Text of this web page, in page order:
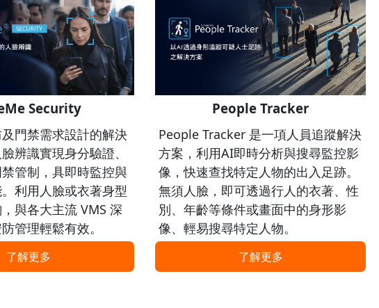
Security
門禁需求設計的解決
辨識實現身分驗證、
管制，具即時監控與
利用人臉或衣著身型
與各大主流 VMS 深
管理輕鬆有效。
了解更多
People Tracker
People Tracker 是一項人員追蹤解決
方案，利用AI即時分析與搜尋監控影
像，快速查找特定人物的出入足跡。
無須人臉，即可透過行人的衣著、性
別、年齡等條件或畫面中的身形影
像、輕易搜尋特定人物。
了解更多